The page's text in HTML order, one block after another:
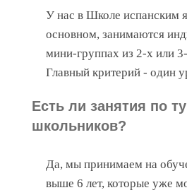
У нас в Школе испанским
основном, занимаются
мини-группах из 2-х или
Главный критерий - один
Есть ли занятия по
школьников?
Да, мы принимаем на
выше 6 лет, которые уже